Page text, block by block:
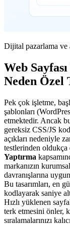
Dijital pazarlama ve
Web
Neden Özel
Pek çok işletme,
şablonları
etmektedir. Ancak
gereksiz CSS/JS
açıkları nedeniyle
testlerinden oldukça
Yaptırma
markanızın
davranışlarına
Bu tasarımları, en
kodlayarak saniye
Hızlı yüklenen
terk etmesini önler,
sıralamalarınızı